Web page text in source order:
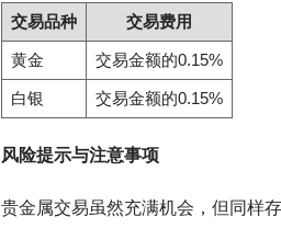
交易品种 交易费用
黄金 交易金额的0.15%
白银 交易金额的0.15%
风险提示与注意事项
贵金属交易虽然充满机会，但同样